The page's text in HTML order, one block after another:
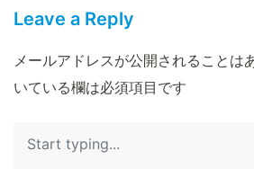
Leave a Reply
メールアドレスが公開されることは
いている欄は必須項目です